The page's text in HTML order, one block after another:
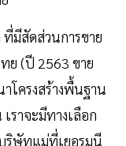
มีสัดส่วนการขาย
ย (ปี 2563 ขาย
โครงสร้างพื้นฐาน
ราจะมีทางเลือก
ริษัทแม่ที่เยอรมนี